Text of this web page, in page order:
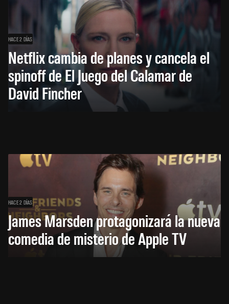
HACE 2 DÍAS
Netflix cambia de planes y cancela el
spinoff de El Juego del Calamar de
David Fincher
HACE 2 DÍAS
James Marsden protagonizará la nueva
comedia de misterio de Apple TV